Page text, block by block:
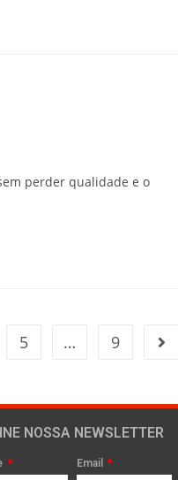
perder qualidade e o
5 … 9
NOSSA NEWSLETTER
Email